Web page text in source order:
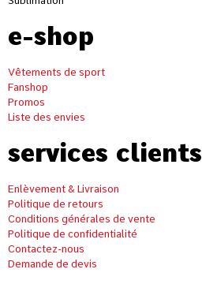
e-shop
Vêtements de sport
Fanshop
Promos
Liste des envies
services clients
Enlèvement & Livraison
Politique de retours
Conditions générales de vente
Politique de confidentialité
Contactez-nous
Demande de devis